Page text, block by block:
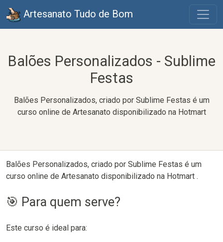
Artesanato Tudo de Bom
Balões Personalizados - Sublime
Festas
Balões Personalizados, criado por Sublime Festas é um
curso online de Artesanato disponibilizado na Hotmart
Balões Personalizados, criado por Sublime Festas é um
curso online de Artesanato disponibilizado na Hotmart .
🎯 Para quem serve?
Este curso é ideal para: